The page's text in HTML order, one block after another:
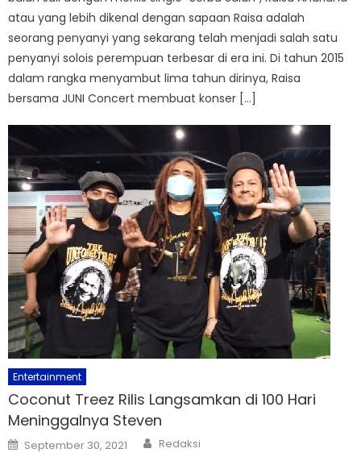
atau yang lebih dikenal dengan sapaan Raisa adalah
seorang penyanyi yang sekarang telah menjadi salah satu
penyanyi solois perempuan terbesar di era ini. Di tahun 2015
dalam rangka menyambut lima tahun dirinya, Raisa
bersama JUNI Concert membuat konser […]
Entertainment
Coconut Treez Rilis Langsamkan di 100 Hari
Meninggalnya Steven
Posted
on
September 30, 2021 Author
Redaksi